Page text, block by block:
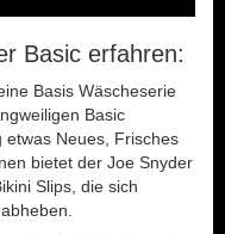
Basic erfahren:
Basis Wäscheserie
Basic
etwas Neues, Frisches
bietet der Joe Snyder
Slips, die sich